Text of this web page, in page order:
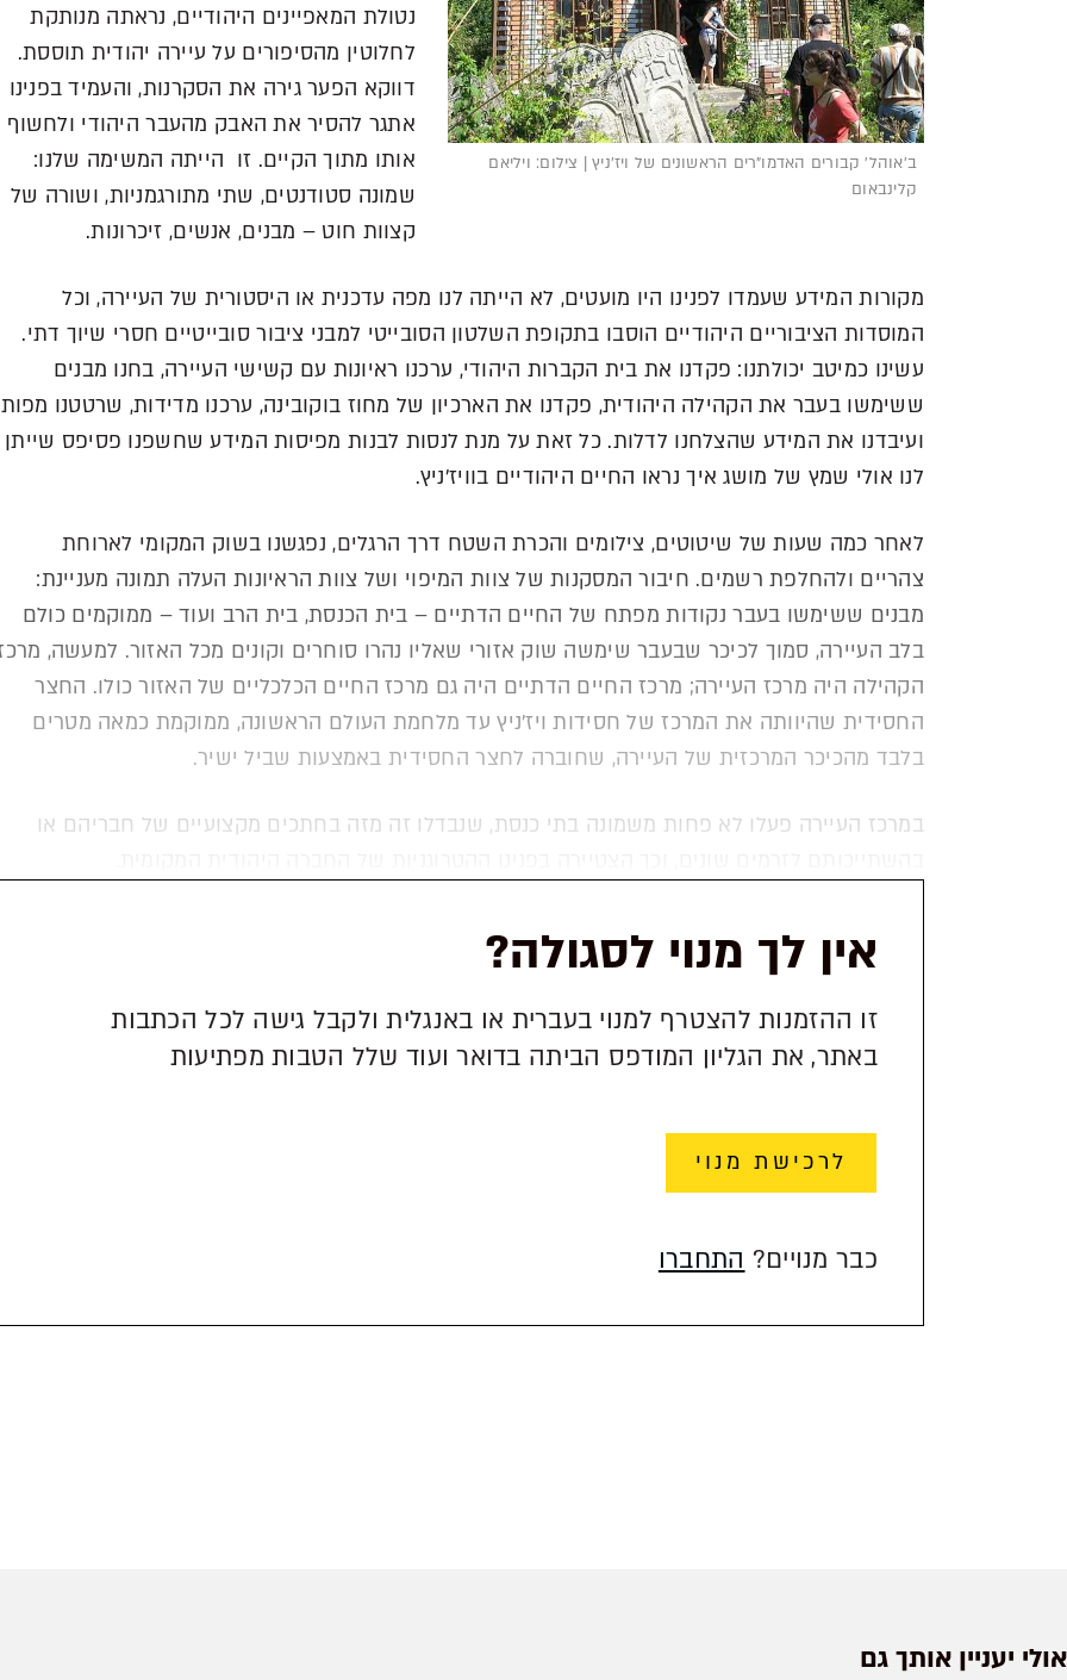
ב'אוהל' קבורים האדמו"רים הראשונים של ויז'ניץ | צילום: ויליאם
קלינבאום
נטולת המאפיינים היהודיים, נראתה מנותקת
לחלוטין מהסיפורים על עיירה יהודית תוססת.
דווקא הפער גירה את הסקרנות, והעמיד בפנינו
אתגר להסיר את האבק מהעבר היהודי ולחשוף
אותו מתוך הקיים. זו הייתה המשימה שלנו:
שמונה סטודנטים, שתי מתורגמניות, ושורה של
קצוות חוט – מבנים, אנשים, זיכרונות.
מקורות המידע שעמדו לפנינו היו מועטים, לא הייתה לנו מפה עדכנית או היסטורית של העיירה, וכל
המוסדות הציבוריים היהודיים הוסבו בתקופת השלטון הסובייטי למבני ציבור סובייטיים חסרי שיוך דתי.
עשינו כמיטב יכולתנו: פקדנו את בית הקברות היהודי, ערכנו ראיונות עם קשישי העיירה, בחנו מבנים
ששימשו בעבר את הקהילה היהודית, פקדנו את הארכיון של מחוז בוקובינה, ערכנו מדידות, שרטטנו מפות
ועיבדנו את המידע שהצלחנו לדלות. כל זאת על מנת לנסות לבנות מפיסות המידע שחשפנו פסיפס שייתן
לנו אולי שמץ של מושג איך נראו החיים היהודיים בוויז'ניץ.
לאחר כמה שעות של שיטוטים, צילומים והכרת השטח דרך הרגלים, נפגשנו בשוק המקומי לארוחת
צהריים ולהחלפת רשמים. חיבור המסקנות של צוות המיפוי ושל צוות הראיונות העלה תמונה מעניינת:
מבנים ששימשו בעבר נקודות מפתח של החיים הדתיים – בית הכנסת, בית הרב ועוד – ממוקמים כולם
בלב העיירה, סמוך לכיכר שבעבר שימשה שוק אזורי שאליו נהרו סוחרים וקונים מכל האזור. למעשה,
הקהילה היה מרכז העיירה; מרכז החיים הדתיים היה גם מרכז החיים הכלכליים של האזור כולו. החצר
החסידית שהיוותה את המרכז של חסידות ויז'ניץ עד מלחמת העולם הראשונה, ממוקמת כמאה מטרים
בלבד מהכיכר המרכזית של העיירה, שחוברה לחצר החסידית באמצעות שביל ישיר.
במרכז העיירה פעלו לא פחות משמונה בתי כנסת, שנבדלו זה מזה בחתכים מקצועיים של חבריהם או
אין לך מנוי לסגולה?
זו ההזמנות להצטרף למנוי בעברית או באנגלית ולקבל גישה לכל הכתבות
באתר, את הגליון המודפס הביתה בדואר ועוד שלל הטבות מפתיעות
לרכישת מנוי
כבר מנויים? התחברו
אולי יעניין אותך גם